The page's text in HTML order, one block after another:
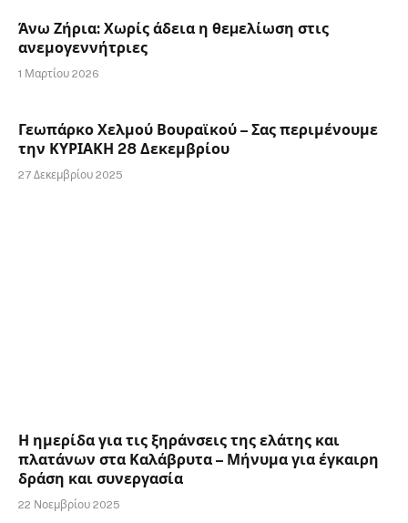
Άνω Ζήρια: Χωρίς άδεια η θεµελίωση στις
ανεμογεννήτριες
1 Μαρτίου 2026
Γεωπάρκο Χελμού Βουραϊκού – Σας περιμένουμε
την ΚΥΡΙΑΚΗ 28 Δεκεμβρίου
27 Δεκεμβρίου 2025
Η ημερίδα για τις ξηράνσεις της ελάτης και
πλατάνων στα Καλάβρυτα – Μήνυμα για έγκαιρη
δράση και συνεργασία
22 Νοεμβρίου 2025